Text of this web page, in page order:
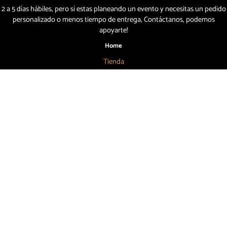
2 a 5 días hábiles, pero si estas planeando un evento y necesitas un pedido
personalizado o menos tiempo de entrega, Contáctanos, podemos
apoyarte!
Home
Tienda
Nosotros